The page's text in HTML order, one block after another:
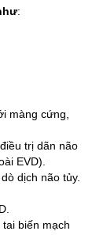
:
màng cứng,
trị dãn não
EVD).
dịch não tủy.
biến mạch